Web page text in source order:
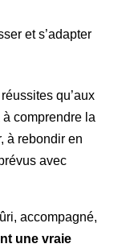
et s’adapter
qu’aux
comprendre la
à rebondir en
avec
accompagné,
une vraie